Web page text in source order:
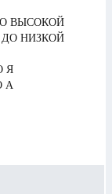
ВЫСОКОЙ
НИЗКОЙ
Я
А